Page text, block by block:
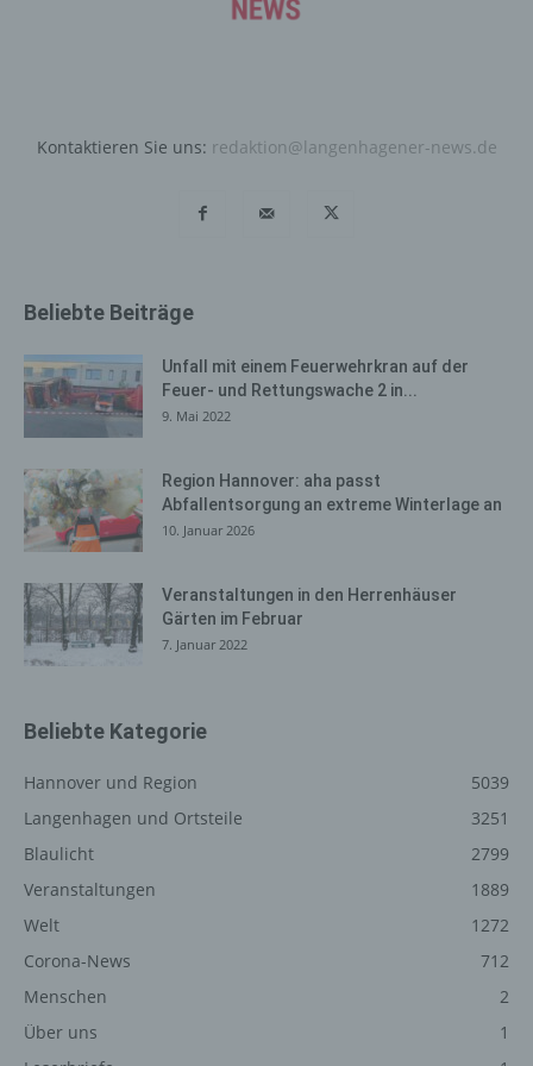
Kontaktieren Sie uns: redaktion@langenhagener-news.de
Beliebte Beiträge
Unfall mit einem Feuerwehrkran auf der
Feuer- und Rettungswache 2 in...
9. Mai 2022
Region Hannover: aha passt
Abfallentsorgung an extreme Winterlage an
10. Januar 2026
Veranstaltungen in den Herrenhäuser
Gärten im Februar
7. Januar 2022
Beliebte Kategorie
Hannover und Region
5039
Langenhagen und Ortsteile
3251
Blaulicht
2799
Veranstaltungen
1889
Welt
1272
Corona-News
712
Menschen
2
Über uns
1
Daten und Informationen. Diese allgemeinen Daten und
Internetseite, von welcher ein zugreifendes System auf
unsere Internetseite gelangt (sogenannte Referrer), (4)
System auf unserer Internetseite angesteuert werden,
zugreifenden Systems und (8) sonstige ähnliche Daten
Angriffen auf unsere informationstechnologischen
Systeme dienen.
Bei der Nutzung dieser allgemeinen Daten und
betroffene Person. Diese Informationen werden vielmehr
benötigt, um (1) die Inhalte unserer Internetseite korrekt
auszuliefern, (2) die Inhalte unserer Internetseite sowie
Funktionsfähigkeit unserer informationstechnologischen
Systeme und der Technik unserer Internetseite zu
gewährleisten sowie (4) um Strafverfolgungsbehörden
im Falle eines Cyberangriffes die zur Strafverfolgung
anonym erhobenen Daten und Informationen werden
Ziel ausgewertet, den Datenschutz und die
um letztlich ein optimales Schutzniveau für die von uns
verarbeiteten personenbezogenen Daten
sicherzustellen. Die anonymen Daten der Server-Logfiles
angegebenen personenbezogenen Daten gespeichert.
Registrierung auf unserer
Internetseite